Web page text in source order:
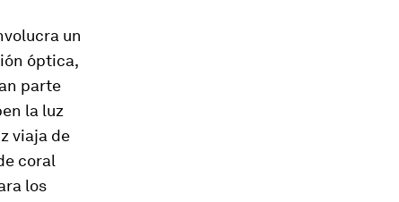
un
óptica,
parte
la luz
viaja de
coral
los